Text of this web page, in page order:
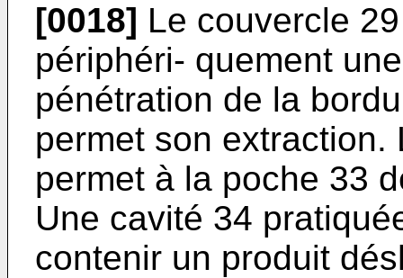
[0018] Le couvercle
périphéri- quement
pénétration de la
permet son
permet à la poche 33
Une cavité 34
contenir un produit